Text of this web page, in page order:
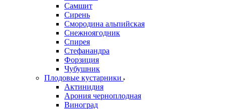
Самшит
Сирень
Смородина альпийская
Снежноягодник
Спирея
Стефанандра
Форзиция
Чубушник
Плодовые кустарники
Актинидия
Арония черноплодная
Виноград